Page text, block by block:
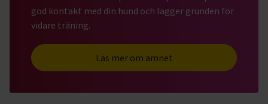
god kontakt med din hund och lägger grunden för
vidare träning.
Läs mer om ämnet